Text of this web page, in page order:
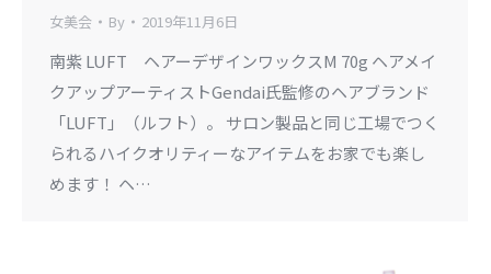
女美会 By 2019年11月6日
南紫 LUFT ヘアーデザインワックスM 70g ヘアメイ
クアップアーティストGendai氏監修のヘアブランド
「LUFT」（ルフト）。 サロン製品と同じ工場でつく
られるハイクオリティーなアイテムをお家でも楽し
めます！ ヘ…